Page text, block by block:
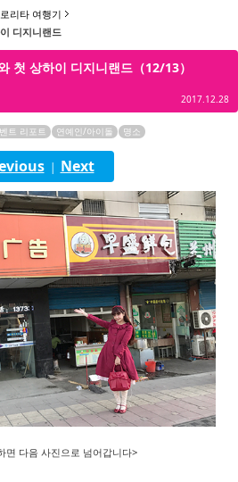
日本語
한국어
繁體中文
English
ภาษาไทย
tiéng Viêt
Indonesia
리타 여행기
디지니랜드
첫 상하이 디지니랜드（12/13）
2017.12.28
트 리포트 연예인/아이돌 명소
| Next
면 다음 사진으로 넘어갑니다>